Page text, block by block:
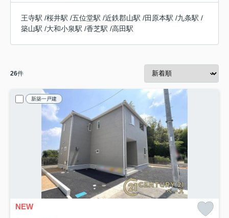
王寺駅 /桜井駅 /五位堂駅 /近鉄郡山駅 /田原本駅 /九条駅 /
築山駅 /大和小泉駅 /香芝駅 /高田駅
26件
新築一戸建
NEW